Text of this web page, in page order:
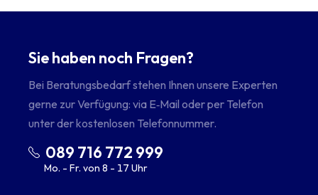
Sie haben noch Fragen?
Bei Beratungsbedarf stehen Ihnen unsere Experten
gerne zur Verfügung: via E‑Mail oder per Telefon
unter der kostenlosen Telefonnummer.
089 716 772 999
Mo. - Fr. von 8 - 17 Uhr